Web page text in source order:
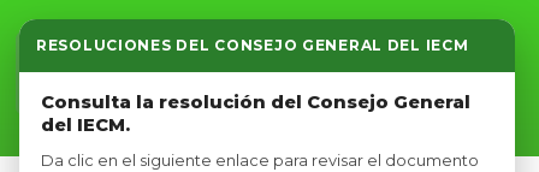
RESOLUCIONES DEL CONSEJO GENERAL DEL IECM
Consulta la resolución del Consejo General
del IECM.
Da clic en el siguiente enlace para revisar el documento
Inicio
Nosotros